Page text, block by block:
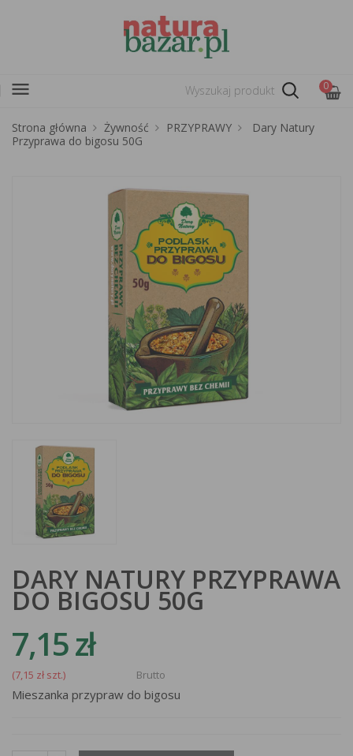
menu 0
Strona główna Żywność PRZYPRAWY
Dary Natury
Przyprawa do bigosu 50G
DARY NATURY PRZYPRAWA
DO BIGOSU 50G
7,15 zł
(7,15 zł szt.) Brutto
Mieszanka przypraw do bigosu